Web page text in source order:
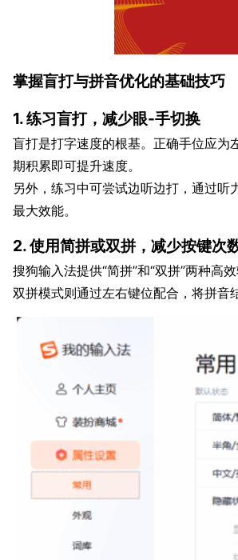
掌握盲打与拼音优化的基础技巧
1. 练习盲打，减少眼-手切换
盲打是打字速度的根基。正确手位应
期积累即可提升速度。
另外，练习中可尝试边听边打，通过
最大效能。
2. 使用简拼或双拼，减少按键次
搜狗输入法提供“简拼”和“双拼”两种高
双拼模式则通过左右键位配合，将拼音